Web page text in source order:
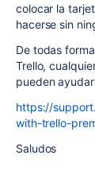
colocar la
hacerse sin
De todas
Trello,
pueden
https://
with-trello-
Saludos